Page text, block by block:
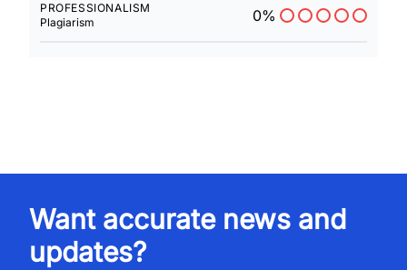
PROFESSIONALISM
Plagiarism
0%
Want accurate news and
updates?